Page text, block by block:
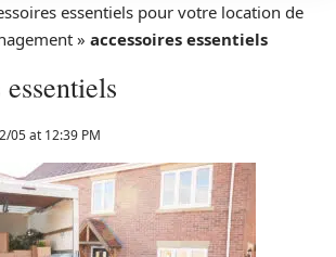
essentiels pour votre location de
» accessoires essentiels
05 at 12:39 PM